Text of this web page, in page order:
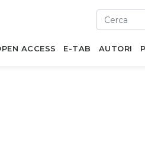
ACCESS E-TAB AUTORI